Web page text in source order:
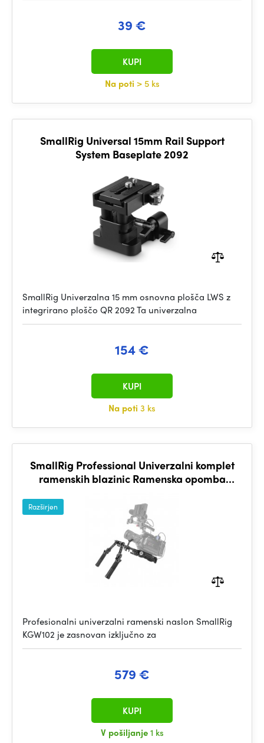
39 €
Na poti > 5 ks
KUPI
SmallRig Universal 15mm Rail Support
System Baseplate 2092
SmallRig Univerzalna 15 mm osnovna plošča LWS z
integrirano ploščo QR 2092 Ta univerzalna
154 €
Na poti 3 ks
KUPI
SmallRig Professional Univerzalni komplet
ramenskih blazinic Ramenska opomba
Razširjen
Profesionalni univerzalni ramenski naslon SmallRig
KGW102 je zasnovan izključno za
579 €
V pošiljanje1 ks
KUPI